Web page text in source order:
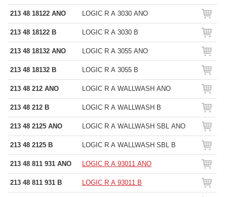
213 48 18122 ANO LOGIC R A 3030 ANO
213 48 18122 B LOGIC R A 3030 B
213 48 18132 ANO LOGIC R A 3055 ANO
213 48 18132 B LOGIC R A 3055 B
213 48 212 ANO LOGIC R A WALLWASH ANO
213 48 212 B LOGIC R A WALLWASH B
213 48 2125 ANO LOGIC R A WALLWASH SBL ANO
213 48 2125 B LOGIC R A WALLWASH SBL B
213 48 811 931 ANO LOGIC R A 93011 ANO
213 48 811 931 B LOGIC R A 93011 B